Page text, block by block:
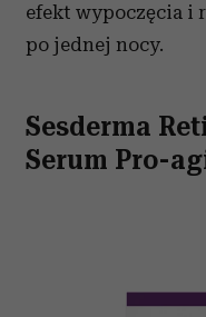
efekt wypoczęcia i
po jednej nocy.
Sesderma
Serum Pro-